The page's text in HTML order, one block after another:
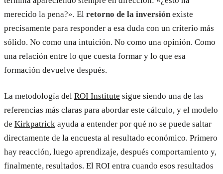
merecido la pena?». El retorno de la inversiónexiste
precisamente para responder a esa duda con un criterio más
sólido. No como una intuición. No como una opinión. Como
una relación entre lo que cuesta formar y lo que esa
formación devuelve después.
La metodología del ROI Institute sigue siendo una de las
referencias más claras para abordar este cálculo, y el modelo
de Kirkpatrick ayuda a entender por qué no se puede saltar
directamente de la encuesta al resultado económico. Primero
hay reacción, luego aprendizaje, después comportamiento y,
finalmente, resultados. El ROI entra cuando esos resultados